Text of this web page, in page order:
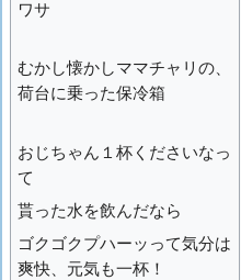
ワサ
むかし懐かしママチャリの、
荷台に乗った保冷箱
おじちゃん１杯くださいなっ
て
貰った水を飲んだなら
ゴクゴクプハーッって気分は
爽快、元気も一杯！